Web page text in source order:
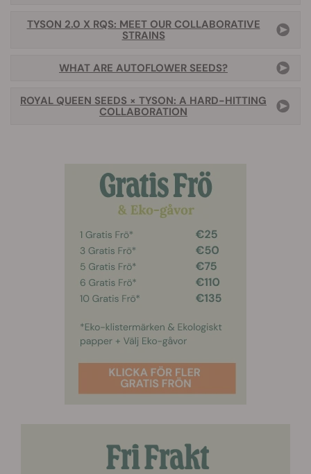
TYSON 2.0 X RQS: MEET OUR COLLABORATIVE
STRAINS
WHAT ARE AUTOFLOWER SEEDS?
ROYAL QUEEN SEEDS × TYSON: A HARD-HITTING
COLLABORATION